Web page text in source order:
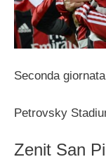
Seconda
Petrovsky
Zenit San